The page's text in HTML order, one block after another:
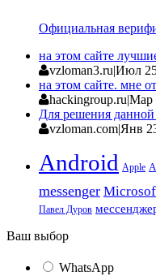
Официальная
на этом сайте
vzloman3.ru|Июл
на этом сайте. мне
hackingroup.ru|Мар
Для решения
vzloman.com|Янв
Android Apple
messenger
Павел Дуров
Ваш выбор
WhatsApp